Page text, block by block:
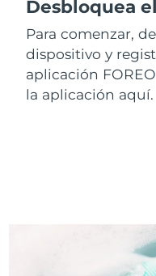
Desbloquea
Para comenzar,
dispositivo y
aplicación
la aplicación aquí.